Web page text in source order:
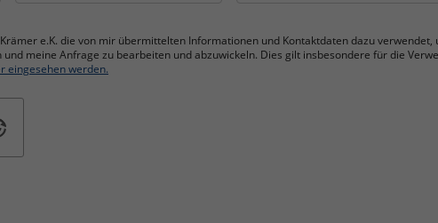
e.K. die von mir übermittelten Informationen und Kontaktdaten dazu
meine Anfrage zu bearbeiten und abzuwickeln. Dies gilt insbesondere für die
eingesehen werden.